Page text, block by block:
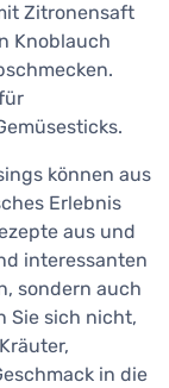
Zitronensaft
Knoblauch
können aus
Erlebnis
aus und
interessanten
sondern auch
Sie sich nicht,
in die